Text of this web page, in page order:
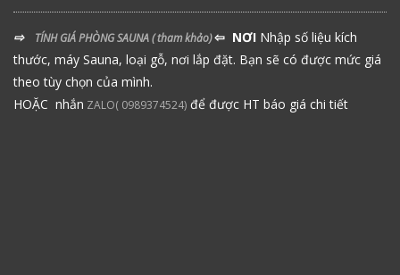
⇨ TÍNH GIÁ PHÒNG SAUNA( tham khảo)⇦ NƠI Nhập số liệu kích
thước, máy Sauna, loại gỗ, nơi lắp đặt. Bạn sẽ có được mức giá
theo tùy chọn của mình.
HOẶC nhắn ZALO( 0989374524) để được HT báo giá chi tiết